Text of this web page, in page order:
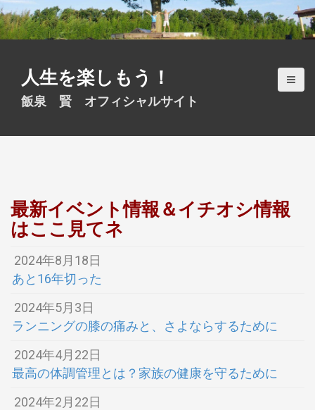
S
k
t
人生を楽しもう！
飯泉 賢 オフィシャルサイト
最新イベント情報＆イチオシ情報
はここ見てネ
2024年8月18日
あと16年切った
2024年5月3日
ランニングの膝の痛みと、さよならするために
2024年4月22日
最高の体調管理とは？家族の健康を守るために
2024年2月22日